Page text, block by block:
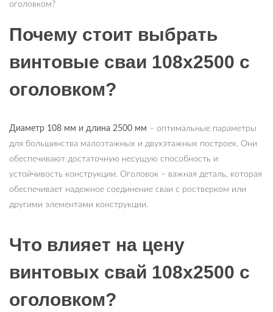
Почему стоит выбрать
винтовые сваи 108х2500 с
оголовком?
Диаметр 108 мм и длина 2500 мм – оптимальные параметры
для большинства малоэтажных и двухэтажных построек. Они
обеспечивают достаточную несущую способность и
устойчивость конструкции. Оголовок – важная деталь, которая
обеспечивает надежное соединение сваи с ростверком или
другими элементами конструкции.
Что влияет на цену
винтовых свай 108х2500 с
оголовком?